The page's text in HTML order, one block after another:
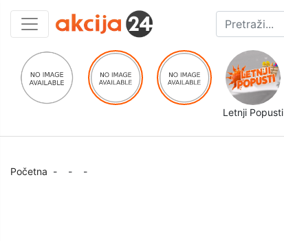
Letnji Popusti
Početna - - -